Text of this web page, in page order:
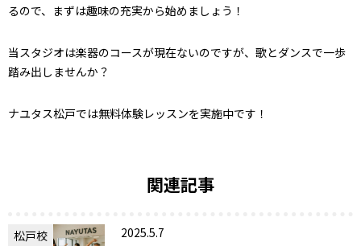
るので、まずは趣味の充実から始めましょう！
当スタジオは楽器のコースが現在ないのですが、歌とダンスで一歩
踏み出しませんか？
ナユタス松戸では無料体験レッスンを実施中です！
関連記事
松戸校
2025.5.7